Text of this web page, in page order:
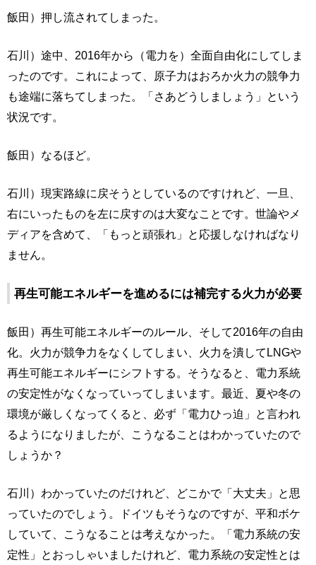
飯田）押し流されてしまった。
石川）途中、2016年から（電力を）全面自由化にしてしま
ったのです。これによって、原子力はおろか火力の競争力
も途端に落ちてしまった。「さあどうしましょう」という
状況です。
飯田）なるほど。
石川）現実路線に戻そうとしているのですけれど、一旦、
右にいったものを左に戻すのは大変なことです。世論やメ
ディアを含めて、「もっと頑張れ」と応援しなければなり
ません。
再生可能エネルギーを進めるには補完する火力が必要
飯田）再生可能エネルギーのルール、そして2016年の自由
化。火力が競争力をなくしてしまい、火力を潰してLNGや
再生可能エネルギーにシフトする。そうなると、電力系統
の安定性がなくなっていってしまいます。最近、夏や冬の
環境が厳しくなってくると、必ず「電力ひっ迫」と言われ
るようになりましたが、こうなることはわかっていたので
しょうか？
石川）わかっていたのだけれど、どこかで「大丈夫」と思
っていたのでしょう。ドイツもそうなのですが、平和ボケ
していて、こうなることは考えなかった。「電力系統の安
定性」とおっしゃいましたけれど、電力系統の安定性とは